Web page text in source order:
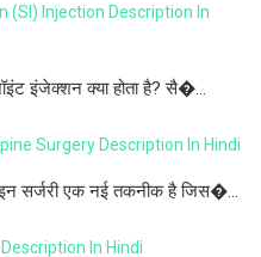
(SI) Injection Description In
इंजेक्शन क्या होता है? सै�...
Surgery Description In Hindi
सर्जरी एक नई तकनीक है जिस�...
In Hindi